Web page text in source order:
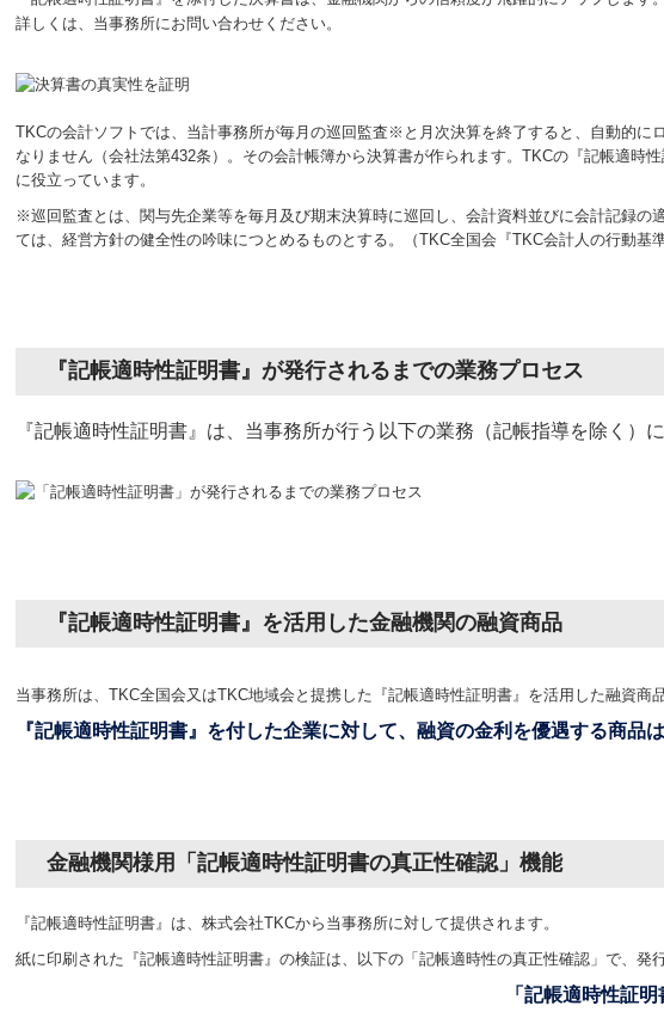
詳しくは、当事務所にお問い合わせください。
TKCの会計ソフトでは、当計事務所が毎月の巡回監査※と月次決算を終了すると、自動的
なりません（会社法第432条）。その会計帳簿から決算書が作られます。TKCの『記帳適
に役立っています。
※巡回監査とは、関与先企業等を毎月及び期末決算時に巡回し、会計資料並びに会計記録
ては、経営方針の健全性の吟味につとめるものとする。（TKC全国会『TKC会計人の行動基
『記帳適時性証明書』が発行されるまでの業務プロセス
『記帳適時性証明書』は、当事務所が行う以下の業務（記帳指導を除く
『記帳適時性証明書』を活用した金融機関の融資商品
当事務所は、TKC全国会又はTKC地域会と提携した『記帳適時性証明書 』 を活用した融資商
『記帳適時性証明書』を付した企業に対して、融資の金利を優遇する商品
金融機関様用「記帳適時性証明書の真正性確認」機能
『記帳適時性証明書 』 は、株式会社TKCから当事務所に対して提供されます。
紙に印刷された『記帳適時性証明書 』の検証は、以下の「記帳適時性の真正性確認」で、発
「記帳適時性証